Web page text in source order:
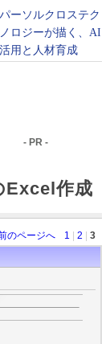
- PR -
Excel作成
のページへ 1 2 3